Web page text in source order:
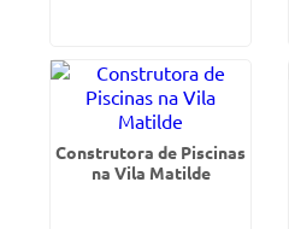
Construtora de Piscinas
na Vila Matilde